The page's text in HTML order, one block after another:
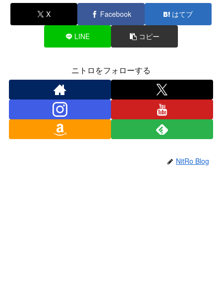
X Facebook はてブ
LINE コピー
ニトロをフォローする
NitRo Blog